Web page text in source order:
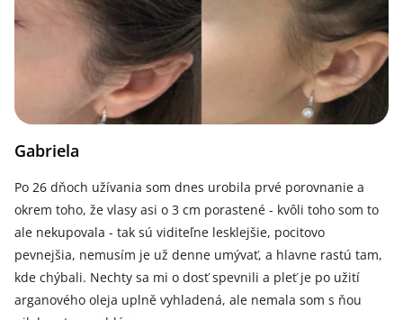
Gabriela
Po 26 dňoch užívania som dnes urobila prvé porovnanie a
okrem toho, že vlasy asi o 3 cm porastené - kvôli toho som to
ale nekupovala - tak sú viditeľne lesklejšie, pocitovo
pevnejšia, nemusím je už denne umývať, a hlavne rastú tam,
kde chýbali. Nechty sa mi o dosť spevnili a pleť je po užití
arganového oleja uplně vyhladená, ale nemala som s ňou